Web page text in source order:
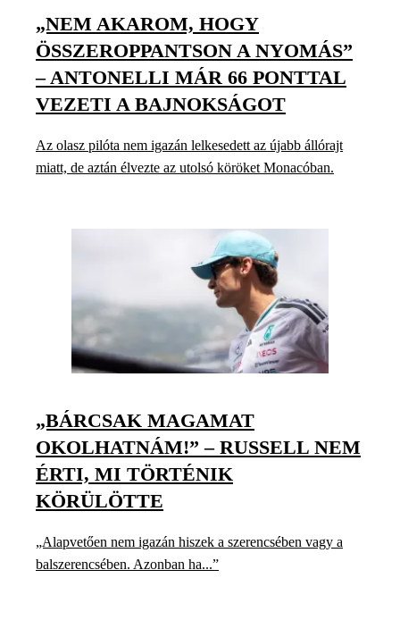
„NEM AKAROM, HOGY
ÖSSZEROPPANTSON A NYOMÁS”
– ANTONELLI MÁR 66 PONTTAL
VEZETI A BAJNOKSÁGOT
Az olasz pilóta nem igazán lelkesedett az újabb állórajt
miatt, de aztán élvezte az utolsó köröket Monacóban.
„BÁRCSAK MAGAMAT
OKOLHATNÁM!” – RUSSELL NEM
ÉRTI, MI TÖRTÉNIK
KÖRÜLÖTTE
„Alapvetően nem igazán hiszek a szerencsében vagy a
balszerencsében. Azonban ha...”